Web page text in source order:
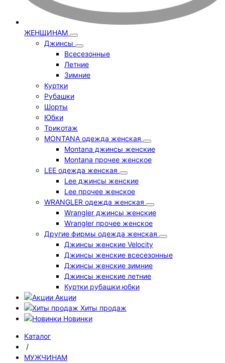
ЖЕНЩИНАМ
Джинсы
Всесезонные
Летние
Зимние
Куртки
Рубашки
Шорты
Юбки
Трикотаж
MONTANA одежда женская
Montana джинсы женские
Montana прочее женское
LEE одежда женская
Lee джинсы женские
Lee прочее женское
WRANGLER одежда женская
Wrangler джинсы женские
Wrangler прочее женское
Другие фирмы одежда женская
Джинсы женские Velocity
Джинсы женские всесезонные
Джинсы женские зимние
Джинсы женские летние
Куртки рубашки юбки
Акции
Хиты продаж
Новинки
Каталог
/
МУЖЧИНАМ